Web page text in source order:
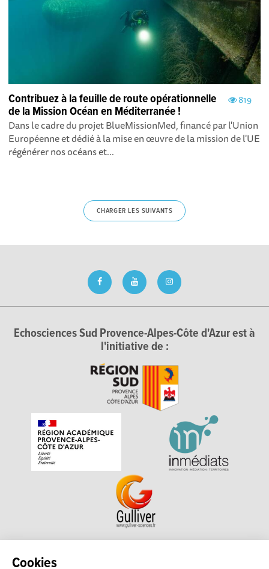
Cookies
819
Contribuez à la feuille de route opérationnelle
de la Mission Océan en Méditerranée !
Dans le cadre du projet BlueMissionMed, financé par l'Union
Européenne et dédié à la mise en œuvre de la mission de l'UE
régénérer nos océans et...
CHARGER LES SUIVANTS
Echosciences Sud Provence-Alpes-Côte d'Azur est à
l'initiative de :
Echosciences Sud Provence-Alpes-Côte d'Azur est à